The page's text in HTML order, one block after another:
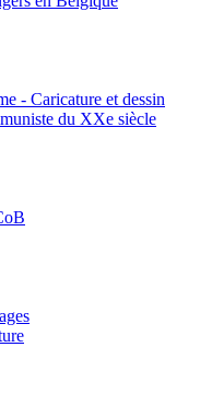
- Caricature et dessin
du XXe siècle